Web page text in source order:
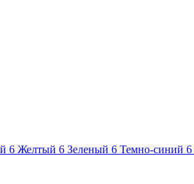
6 Желтый 6 Зеленый 6 Темно-синий 6